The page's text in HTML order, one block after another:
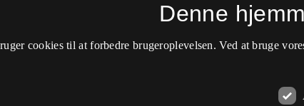
Denne
cookies til at forbedre brugeroplevelsen. Ved at bruge